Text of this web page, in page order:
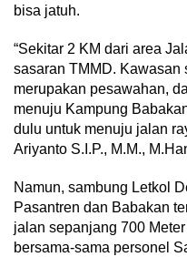
bisa jatuh.
“Sekitar 2 KM dari area
sasaran TMMD. Kawasan
merupakan pesawahan,
menuju Kampung
dulu untuk menuju jalan
Ariyanto S.I.P., M.M.,
Namun, sambung Letkol
Pasantren dan Babakan
jalan sepanjang 700
bersama-sama personel